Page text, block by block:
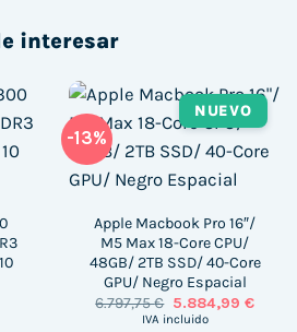
interesar
-13%
NUEVO
Apple Macbook Pro 16″/
M5 Max 18-Core CPU/
48GB/ 2TB SSD/ 40-Core
GPU/ Negro Espacial
6.797,75€ El
precio
5.884,99 €El
IVA incluido